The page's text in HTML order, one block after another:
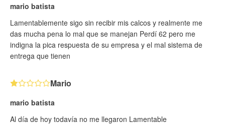
mario batista
Lamentablemente sigo sin recibir mis calcos y realmente me
das mucha pena lo mal que se manejan Perdí 62 pero me
indigna la pica respuesta de su empresa y el mal sistema de
entrega que tienen
Mario
mario batista
Al día de hoy todavía no me llegaron Lamentable